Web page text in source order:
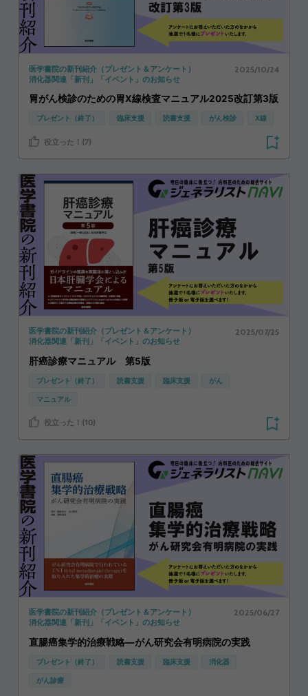
医学書院の新刊紹介（プレゼント＆アンケート）
消化器関連「新刊」「イベント」のお知らせ
2025/10/24
胃がん検診のための胃X線検査マニュアル2025改訂第3版
プレゼント（終了） 臨床支援 読書支援 がん検診 X線
役立った！(7)
医学書院の新刊紹介（プレゼント＆アンケート）
消化器関連「新刊」「イベント」のお知らせ
2025/07/25
肝癌診療マニュアル 第5版
プレゼント（終了） 読書支援 臨床支援 がん
マニュアル
役立った！(10)
医学書院の新刊紹介（プレゼント＆アンケート）
消化器関連「新刊」「イベント」のお知らせ
2025/06/27
直腸癌集学的治療戦略―がん研究会有明病院の実践
プレゼント（終了） 読書支援 臨床支援 消化器
がん診療